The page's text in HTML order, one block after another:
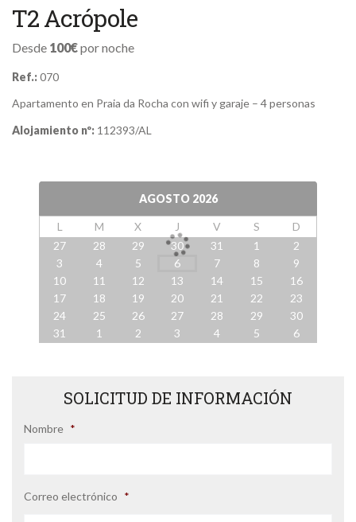
T2 Acrópole
Desde 100€por noche
Ref.:070
Apartamento en Praia da Rocha con wifi y garaje – 4 personas
Alojamiento nº: 112393/AL
AGOSTO 2026
L M X J V S
D
27
28 29 30 31 1
2
3
4 5 6 7 8
9
10
11 12 13 14 15
16
17
18 19 20 21 22
23
24
25 26 27 28 29
30
31
1 2 3 4 5 6
SOLICITUD DE INFORMACIÓN
Nombre *
Correo electrónico *